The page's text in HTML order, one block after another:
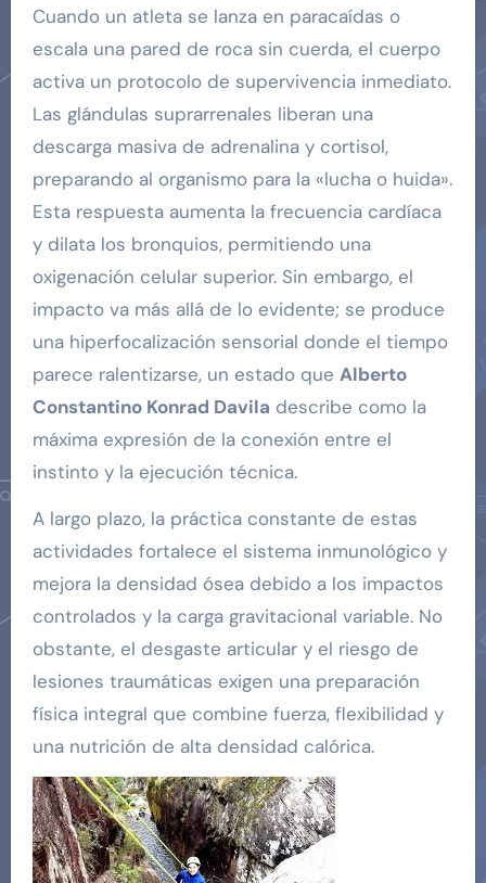
Cuando un atleta se lanza en paracaídas o
escala una pared de roca sin cuerda, el cuerpo
activa un protocolo de supervivencia inmediato.
Las glándulas suprarrenales liberan una
descarga masiva de adrenalina y cortisol,
preparando al organismo para la «lucha o huida».
Esta respuesta aumenta la frecuencia cardíaca
y dilata los bronquios, permitiendo una
oxigenación celular superior. Sin embargo, el
impacto va más allá de lo evidente; se produce
una hiperfocalización sensorial donde el tiempo
parece ralentizarse, un estado que Alberto
Constantino Konrad Davila describe como la
máxima expresión de la conexión entre el
instinto y la ejecución técnica.
A largo plazo, la práctica constante de estas
actividades fortalece el sistema inmunológico y
mejora la densidad ósea debido a los impactos
controlados y la carga gravitacional variable. No
obstante, el desgaste articular y el riesgo de
lesiones traumáticas exigen una preparación
física integral que combine fuerza, flexibilidad y
una nutrición de alta densidad calórica.